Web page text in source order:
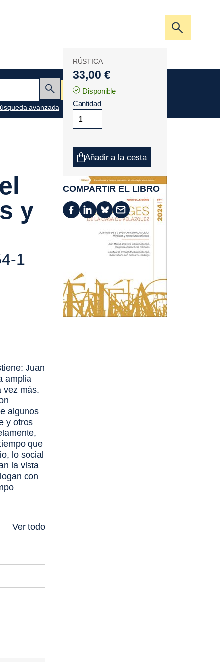
Abrir/
la
avanzada
Mi cesta
y
1
Juan
amplia
vez más.
algunos
y otros
que
lo social
la vista
con
Ver todo
RÚSTICA
33,00 €
Disponible
Cantidad
Añadir a la cesta
COMPARTIR EL LIBRO